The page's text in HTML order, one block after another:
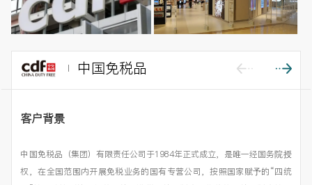
中国免税品
客户背景
中国免税品（集团）有限责任公司于1984年正式成立，是唯一经国务院授
权，在全国范围内开展免税业务的国有专营公司，按照国家赋予的“四统